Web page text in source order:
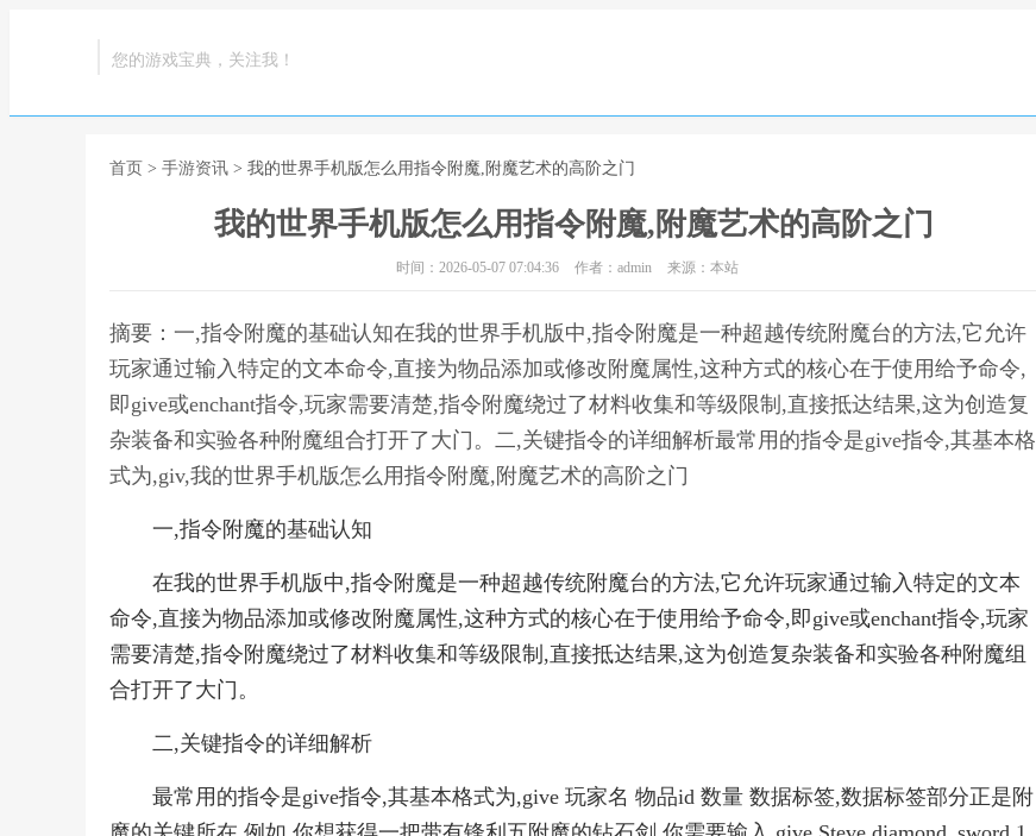
您的游戏宝典，关注我！
首页 > 手游资讯 > 我的世界手机版怎么用指令附魔,附魔艺术的高阶之门
我的世界手机版怎么用指令附魔,附魔艺术的高阶之门
时间：2026-05-07 07:04:36 作者：admin 来源：本站
摘要：一,指令附魔的基础认知在我的世界手机版中,指令附魔是一种超越传统附魔台的方法,它允许
玩家通过输入特定的文本命令,直接为物品添加或修改附魔属性,这种方式的核心在于使用给予命令,
即give或enchant指令,玩家需要清楚,指令附魔绕过了材料收集和等级限制,直接抵达结果,这为创造复
杂装备和实验各种附魔组合打开了大门。二,关键指令的详细解析最常用的指令是give指令,其基本格
式为,giv,我的世界手机版怎么用指令附魔,附魔艺术的高阶之门
一,指令附魔的基础认知
在我的世界手机版中,指令附魔是一种超越传统附魔台的方法,它允许玩家通过输入特定的文本
命令,直接为物品添加或修改附魔属性,这种方式的核心在于使用给予命令,即give或enchant指令,玩家
需要清楚,指令附魔绕过了材料收集和等级限制,直接抵达结果,这为创造复杂装备和实验各种附魔组
合打开了大门。
二,关键指令的详细解析
最常用的指令是give指令,其基本格式为,give 玩家名 物品id 数量 数据标签,数据标签部分正是附